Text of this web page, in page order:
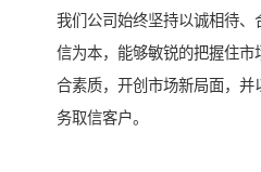
我们公司始终坚持以诚相待
信为本，能够敏锐的把握住
合素质，开创市场新局面，
务取信客户。